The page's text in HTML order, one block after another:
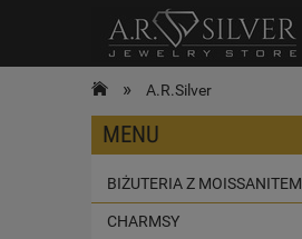
» A.R.Silver
MENU
BIŻUTERIA Z MOISSANITEM
CHARMSY